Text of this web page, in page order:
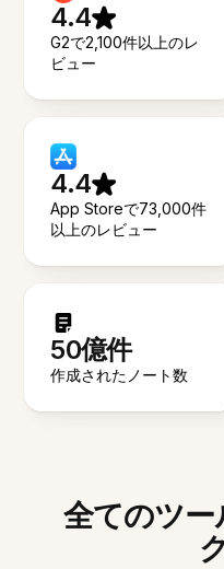
4.4
G2で2,100件以上のレ
ビュー
4.4
App Storeで73,000件
以上のレビュー
50億件
作成されたノート数
全てのツ